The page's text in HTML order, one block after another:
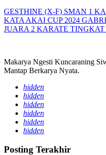
GESTHINE (X-F) SMAN 1
KATA AKAI CUP 2024
JUARA 2 KARATE
Makarya Ngesti Kuncaraning
Mantap Berkarya Nyata.
hidden
hidden
hidden
hidden
hidden
hidden
Posting Terakhir